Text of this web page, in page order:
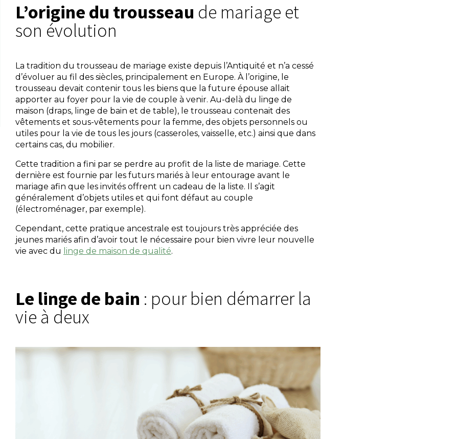
L’origine du trousseau de mariage et
son évolution
La tradition du trousseau de mariage existe depuis l’Antiquité et n’a cessé
d’évoluer au fil des siècles, principalement en Europe. À l’origine, le
trousseau devait contenir tous les biens que la future épouse allait
apporter au foyer pour la vie de couple à venir. Au-delà du linge de
maison (draps, linge de bain et de table), le trousseau contenait des
vêtements et sous-vêtements pour la femme, des objets personnels ou
utiles pour la vie de tous les jours (casseroles, vaisselle, etc.) ainsi que dans
certains cas, du mobilier.
Cette tradition a fini par se perdre au profit de la liste de mariage. Cette
dernière est fournie par les futurs mariés à leur entourage avant le
mariage afin que les invités offrent un cadeau de la liste. Il s’agit
généralement d’objets utiles et qui font défaut au couple
(électroménager, par exemple).
Cependant, cette pratique ancestrale est toujours très appréciée des
jeunes mariés afin d’avoir tout le nécessaire pour bien vivre leur nouvelle
vie avec du linge de maison de qualité.
Le linge de bain : pour bien démarrer la
vie à deux